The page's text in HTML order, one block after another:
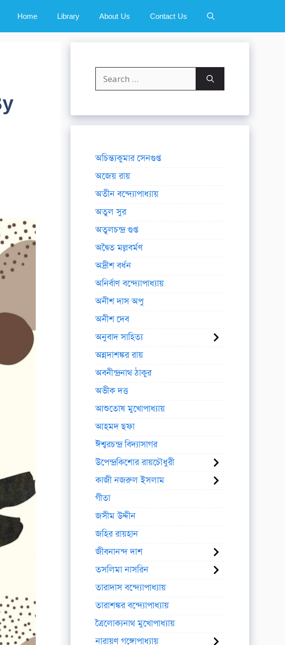
Home Library About Us Contact Us
Search
for:
অচিন্ত্যকুমার সেনগুপ্ত
অজেয় রায়
অতীন বন্দ্যোপাধ্যায়
অতুল সুর
অতুলচন্দ্র গুপ্ত
অদ্বৈত মল্লবর্মণ
অদ্রীশ বর্ধন
অনির্বাণ বন্দ্যোপাধ্যায়
অনীশ দাস অপু
অনীশ দেব
অনুবাদ সাহিত্য
অন্নদাশঙ্কর রায়
অবনীন্দ্রনাথ ঠাকুর
অভীক দত্ত
আশুতোষ মুখোপাধ্যায়
আহমদ ছফা
ঈশ্বরচন্দ্র বিদ্যাসাগর
উপেন্দ্রকিশোর রায়চৌধুরী
কাজী নজরুল ইসলাম
গীতা
জসীম উদ্দীন
জহির রায়হান
জীবনানন্দ দাশ
তসলিমা নাসরিন
তারাদাস বন্দ্যোপাধ্যায়
তারাশঙ্কর বন্দ্যোপাধ্যায়
ত্রৈলোক্যনাথ মুখোপাধ্যায়
নারায়ণ গঙ্গোপাধ্যায়